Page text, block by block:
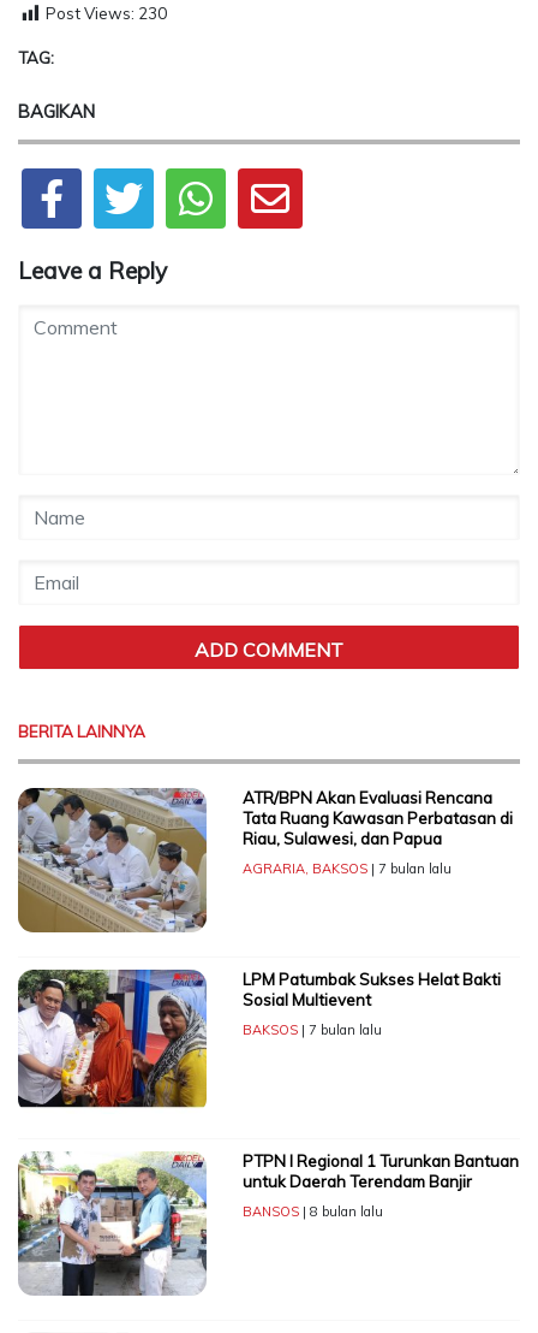
Post Views: 230
TAG:
BAGIKAN
Leave a Reply
BERITA LAINNYA
ATR/BPN Akan Evaluasi Rencana
Tata Ruang Kawasan Perbatasan di
Riau, Sulawesi, dan Papua
AGRARIA, BAKSOS| 7 bulan lalu
LPM Patumbak Sukses Helat Bakti
Sosial Multievent
BAKSOS| 7 bulan lalu
PTPN I Regional 1 Turunkan Bantuan
untuk Daerah Terendam Banjir
BANSOS| 8 bulan lalu